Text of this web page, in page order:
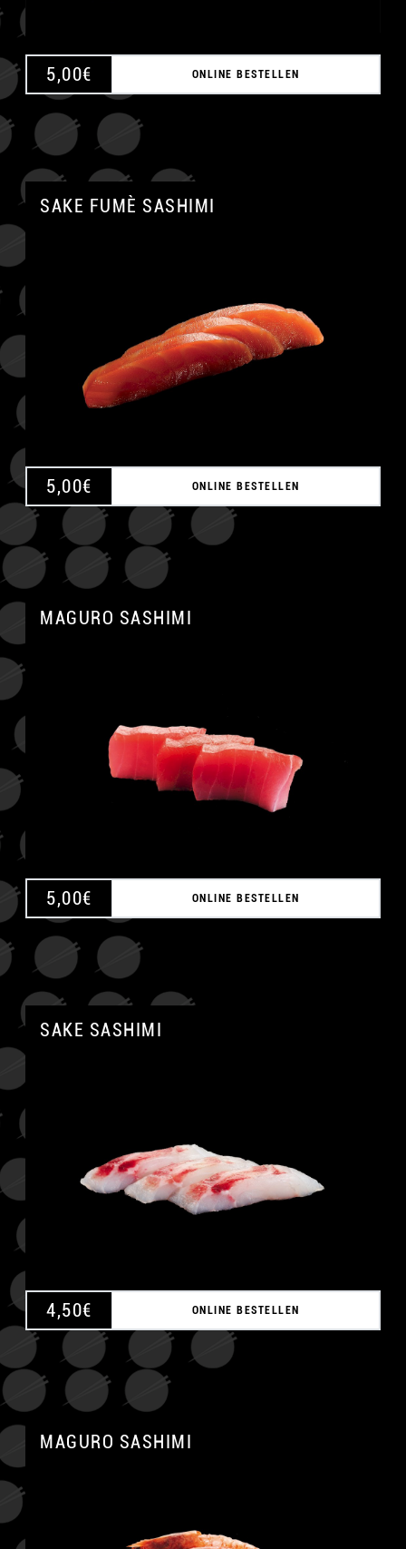
5,00€ ONLINE BESTELLEN
SAKE FUMÈ SASHIMI
5,00€ ONLINE BESTELLEN
MAGURO SASHIMI
5,00€ ONLINE BESTELLEN
SAKE SASHIMI
4,50€ ONLINE BESTELLEN
MAGURO SASHIMI